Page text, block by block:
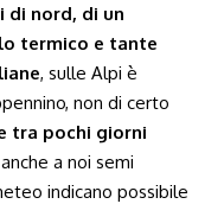
di nord, di un
termico e tante
, sulle Alpi è
non di certo
tra pochi giorni
a noi semi
indicano possibile